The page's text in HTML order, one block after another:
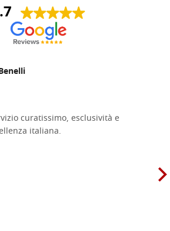
curatissimo, esclusività e
italiana.